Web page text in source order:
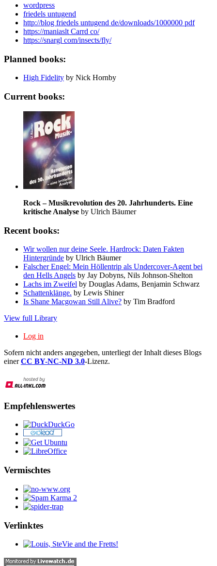
wordpress
friedels untugend
http://blog friedels untugend de/downloads/1000000 pdf
https://maniaslt Carrd co/
https://snargl com/insects/fly/
Planned books:
High Fidelity by Nick Hornby
Current books:
Rock – Musikrevolution des 20. Jahrhunderts. Eine
kritische Analyse by Ulrich Bäumer
Recent books:
Wir wollen nur deine Seele. Hardrock: Daten Fakten
Hintergründe by Ulrich Bäumer
Falscher Engel: Mein Höllentrip als Undercover-Agent bei
den Hells Angels by Jay Dobyns, Nils Johnson-Shelton
Lachs im Zweifel by Douglas Adams, Benjamin Schwarz
Schattenklänge. by Lewis Shiner
Is Shane Macgowan Still Alive? by Tim Bradford
View full Library
Log in
Sofern nicht anders angegeben, unterliegt der Inhalt dieses Blogs
einerCC BY-NC-ND 3.0-Lizenz.
Empfehlenswertes
Vermischtes
Verlinktes